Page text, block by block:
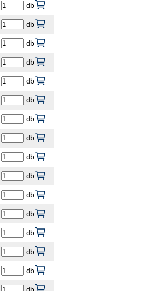
db
db
db
db
db
db
db
db
db
db
db
db
db
db
db
db